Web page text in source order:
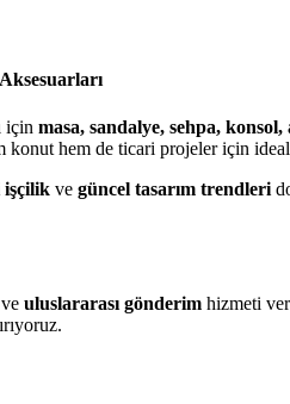
için masa, sandalye, sehpa,
konut hem de ticari projeler için
işçilik ve güncel tasarım trendleri
ve uluslararası gönderim hizmeti